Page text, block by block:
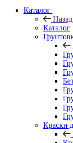
Каталог
Назад
Каталог
Краски